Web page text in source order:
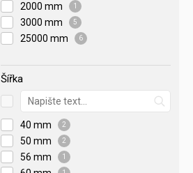
2000 mm 1
3000 mm 5
25000 mm 6
Šířka
40 mm 2
50 mm 2
56 mm 1